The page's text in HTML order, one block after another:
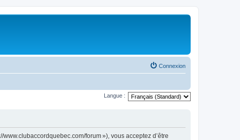
Connexion
Langue :
forum »), vous acceptez d’être